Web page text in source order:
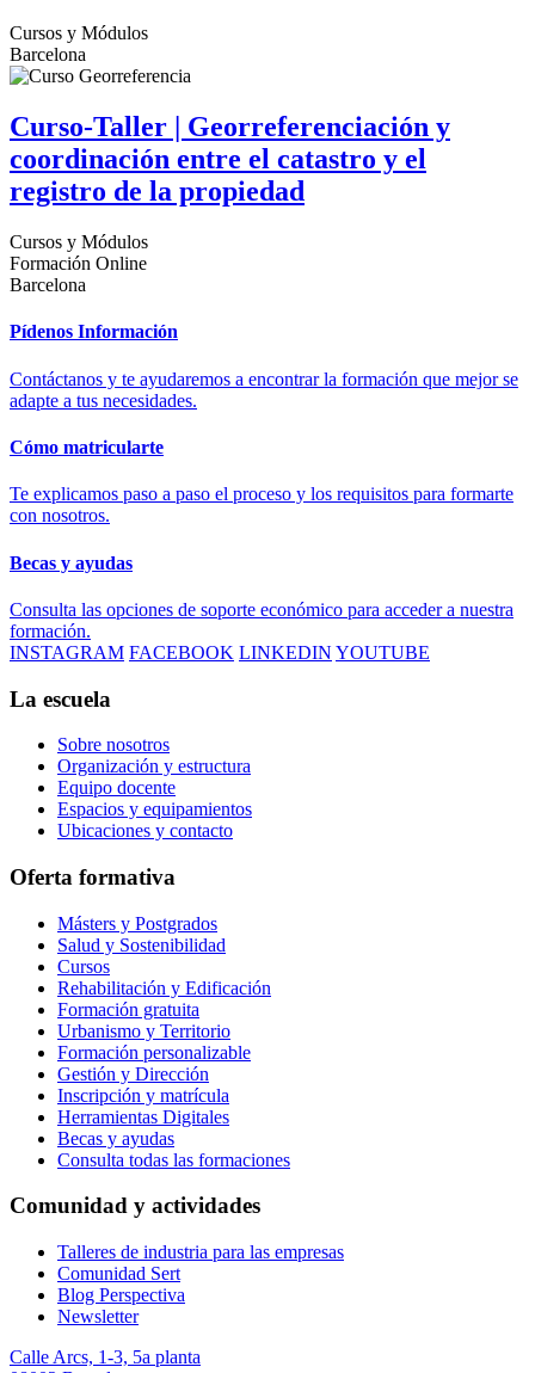
Cursos y Módulos
Barcelona
Curso-Taller | Georreferenciación y
coordinación entre el catastro y el
registro de la propiedad
Cursos y Módulos
Formación Online
Barcelona
Pídenos Información
Contáctanos y te ayudaremos a encontrar la formación que mejor se
adapte a tus necesidades.
Cómo matricularte
Te explicamos paso a paso el proceso y los requisitos para formarte
con nosotros.
Becas y ayudas
Consulta las opciones de soporte económico para acceder a nuestra
formación.
INSTAGRAM FACEBOOK LINKEDIN YOUTUBE
La escuela
Sobre nosotros
Organización y estructura
Equipo docente
Espacios y equipamientos
Ubicaciones y contacto
Oferta formativa
Másters y Postgrados
Salud y Sostenibilidad
Cursos
Rehabilitación y Edificación
Formación gratuita
Urbanismo y Territorio
Formación personalizable
Gestión y Dirección
Inscripción y matrícula
Herramientas Digitales
Becas y ayudas
Consulta todas las formaciones
Comunidad y actividades
Talleres de industria para las empresas
Comunidad Sert
Blog Perspectiva
Newsletter
Calle Arcs, 1-3, 5a planta